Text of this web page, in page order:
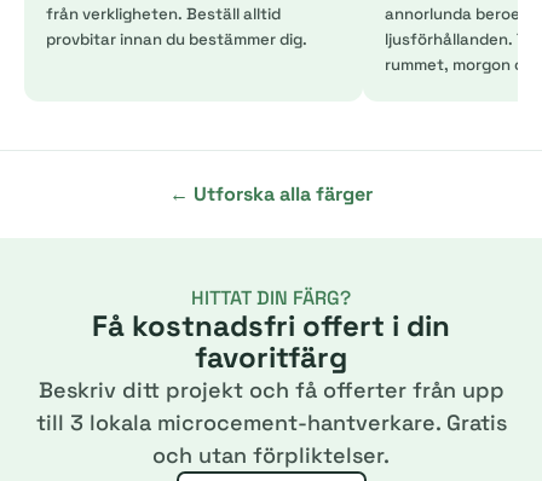
från verkligheten. Beställ alltid
provbitar innan du bestämmer dig.
annorlunda
ljusförhållanden.
rummet, morgon
← Utforska alla färger
HITTAT DIN FÄRG?
Få kostnadsfri offert i din
favoritfärg
Beskriv ditt projekt och få offerter från upp
till 3 lokala microcement-hantverkare. Gratis
och utan förpliktelser.